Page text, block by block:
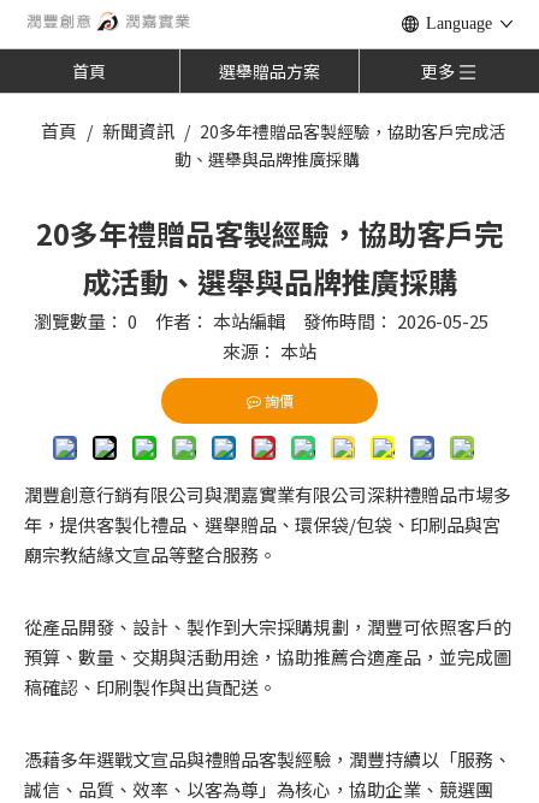
Language
首頁 選舉贈品方案 更多
首頁 / 新聞資訊 / 20多年禮贈品客製經驗，協助客戶完成活
動、選舉與品牌推廣採購
20多年禮贈品客製經驗，協助客戶完
成活動、選舉與品牌推廣採購
瀏覽數量： 0 作者： 本站編輯 發佈時間： 2026-05-25
來源： 本站
詢價
潤豐創意行銷有限公司與潤嘉實業有限公司深耕禮贈品市場多
年，提供客製化禮品、選舉贈品、環保袋/包袋、印刷品與宮
廟宗教結緣文宣品等整合服務。
從產品開發、設計、製作到大宗採購規劃，潤豐可依照客戶的
預算、數量、交期與活動用途，協助推薦合適產品，並完成圖
稿確認、印刷製作與出貨配送。
憑藉多年選戰文宣品與禮贈品客製經驗，潤豐持續以「服務、
誠信、品質、效率、以客為尊」為核心，協助企業、競選團